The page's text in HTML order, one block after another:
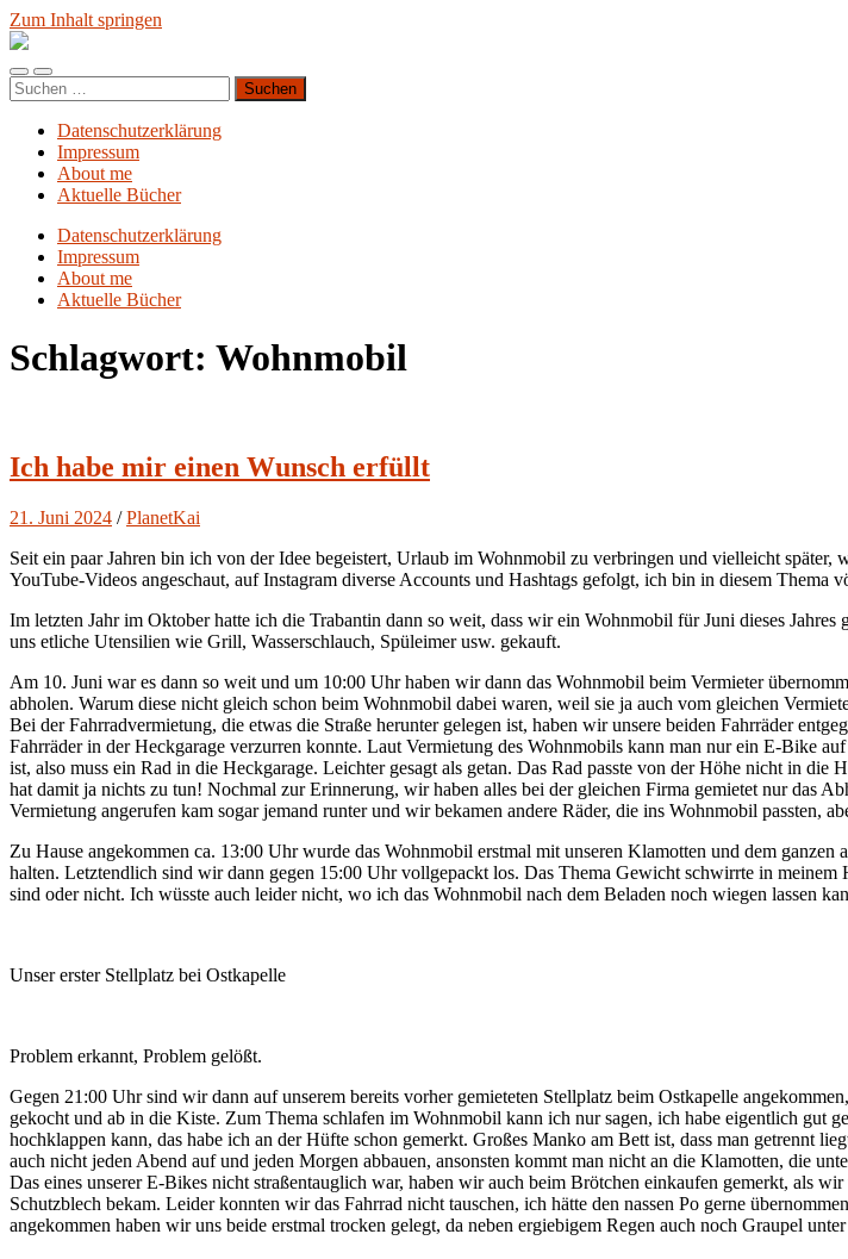
Zum Inhalt springen
Blog.Planet-
Mobile-
Menü
Suchfeld
ein-/ausblenden
Suchen
nach:
Datenschutzerklärung
Impressum
About me
Aktuelle Bücher
Datenschutzerklärung
Impressum
About me
Aktuelle Bücher
Schlagwort: Wohnmobil
Ich habe mir einen Wunsch erfüllt
21. Juni 2024 /PlanetKai
Seit ein paar Jahren bin ich von der Idee begeistert, Urlaub im Wohnmobil zu verbringen und vielleicht
YouTube-Videos angeschaut, auf Instagram diverse Accounts und Hashtags gefolgt, ich bin in diesem Thema
Im letzten Jahr im Oktober hatte ich die Trabantin dann so weit, dass wir ein Wohnmobil für Juni dieses
uns etliche Utensilien wie Grill, Wasserschlauch, Spüleimer usw. gekauft.
Am 10. Juni war es dann so weit und um 10:00 Uhr haben wir dann das Wohnmobil beim Vermieter
abholen. Warum diese nicht gleich schon beim Wohnmobil dabei waren, weil sie ja auch vom gleichen
Bei der Fahrradvermietung, die etwas die Straße herunter gelegen ist, haben wir unsere beiden Fahrräder
Fahrräder in der Heckgarage verzurren konnte. Laut Vermietung des Wohnmobils kann man nur ein E-Bike
ist, also muss ein Rad in die Heckgarage. Leichter gesagt als getan. Das Rad passte von der Höhe nicht in
hat damit ja nichts zu tun! Nochmal zur Erinnerung, wir haben alles bei der gleichen Firma gemietet nur das
Vermietung angerufen kam sogar jemand runter und wir bekamen andere Räder, die ins Wohnmobil passten,
Zu Hause angekommen ca. 13:00 Uhr wurde das Wohnmobil erstmal mit unseren Klamotten und dem
halten. Letztendlich sind wir dann gegen 15:00 Uhr vollgepackt los. Das Thema Gewicht schwirrte in
sind oder nicht. Ich wüsste auch leider nicht, wo ich das Wohnmobil nach dem Beladen noch wiegen lassen
Unser erster Stellplatz bei Ostkapelle
Problem erkannt, Problem gelößt.
Gegen 21:00 Uhr sind wir dann auf unserem bereits vorher gemieteten Stellplatz beim Ostkapelle
gekocht und ab in die Kiste. Zum Thema schlafen im Wohnmobil kann ich nur sagen, ich habe eigentlich gut
hochklappen kann, das habe ich an der Hüfte schon gemerkt. Großes Manko am Bett ist, dass man getrennt
auch nicht jeden Abend auf und jeden Morgen abbauen, ansonsten kommt man nicht an die Klamotten, die
Das eines unserer E-Bikes nicht straßentauglich war, haben wir auch beim Brötchen einkaufen gemerkt, als
Schutzblech bekam. Leider konnten wir das Fahrrad nicht tauschen, ich hätte den nassen Po gerne
angekommen haben wir uns beide erstmal trocken gelegt, da neben ergiebigem Regen auch noch Graupel